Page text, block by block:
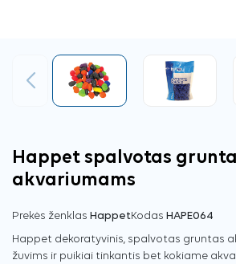
Ankstesnis
Happet spalvotas
akvariumams
Prekės ženklas HappetKodas HAPE064
Happet dekoratyvinis, spalvotas gruntas
žuvims ir puikiai tinkantis bet kokiame